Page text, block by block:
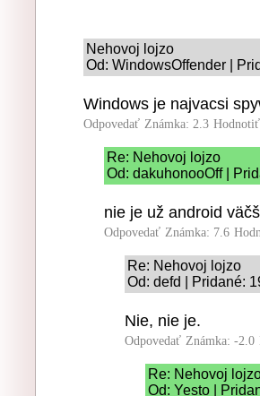
Nehovoj lojzo
Od: WindowsOffender |
Windows je najvacsi
Odpovedať Známka: 2.3
Re: Nehovoj lojzo
Od: dakuhonooOff |
nie je už android
Odpovedať Známka: 7.6
Re: Nehovoj lojzo
Od: defd | Pridané:
Nie, nie je.
Odpovedať Známka: -2.0
Re: Nehovoj
Od: Yesto |